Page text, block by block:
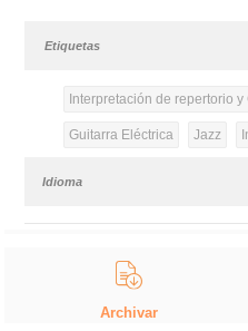
Etiquetas
Interpretación de repertorio
Guitarra Eléctrica Jazz
Idioma
Archivar